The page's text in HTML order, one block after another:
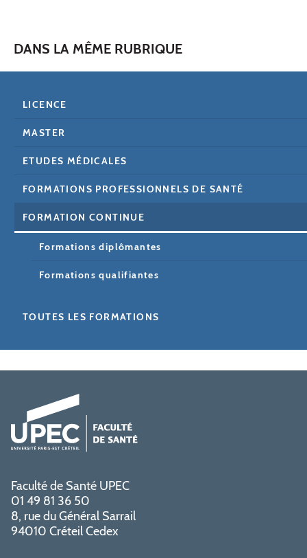
DANS LA MÊME RUBRIQUE
LICENCE
MASTER
ETUDES MÉDICALES
FORMATIONS PROFESSIONNELS DE SANTÉ
FORMATION CONTINUE
Formations diplômantes
Formations qualifiantes
TOUTES LES FORMATIONS
Faculté de Santé UPEC
01 49 81 36 50
8, rue du Général Sarrail
94010 Créteil Cedex